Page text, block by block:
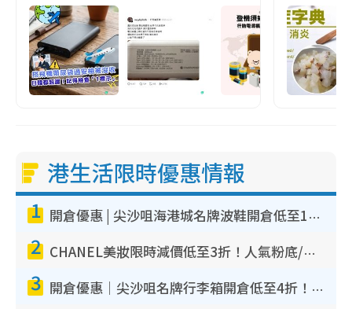
港生活限時優惠情報
1 開倉優惠 | 尖沙咀海港城名牌波鞋開倉低至1折！On鞋$899起／Joy&Peace鞋履$98起
2 CHANEL美妝限時減價低至3折！人氣粉底/唇膏/精華液低至$275！COCO香水都有平
3 開倉優惠｜尖沙咀名牌行李箱開倉低至4折！一連5日 American Tourister/ace./Hallmark $200起！